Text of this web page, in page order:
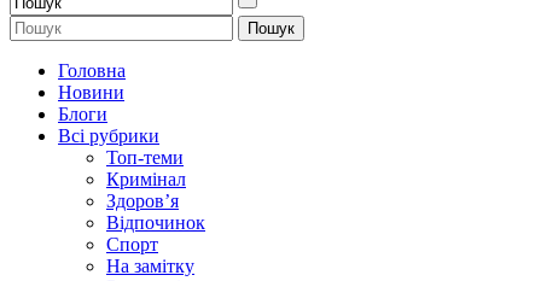
Головна
Новини
Блоги
Всі рубрики
Топ-теми
Кримінал
Здоров’я
Відпочинок
Спорт
На замітку